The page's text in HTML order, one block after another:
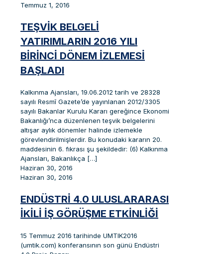
Temmuz 1, 2016
TEŞVIK BELGELI
YATIRIMLARIN 2016 YILI
BIRINCI DÖNEM İZLEMESI
BAŞLADI
Kalkınma Ajansları, 19.06.2012 tarih ve 28328
sayılı Resmî Gazete’de yayınlanan 2012/3305
sayılı Bakanlar Kurulu Kararı gereğince Ekonomi
Bakanlığı’nca düzenlenen teşvik belgelerini
altışar aylık dönemler halinde izlemekle
görevlendirilmişlerdir. Bu konudaki kararın 20.
maddesinin 6. fıkrası şu şekildedir: (6) Kalkınma
Ajansları, Bakanlıkça […]
Haziran 30, 2016
Haziran 30, 2016
ENDÜSTRI 4.0 ULUSLARARASI
İKILI İŞ GÖRÜŞME ETKINLIĞI
15 Temmuz 2016 tarihinde UMTIK2016
(umtik.com) konferansının son günü Endüstri